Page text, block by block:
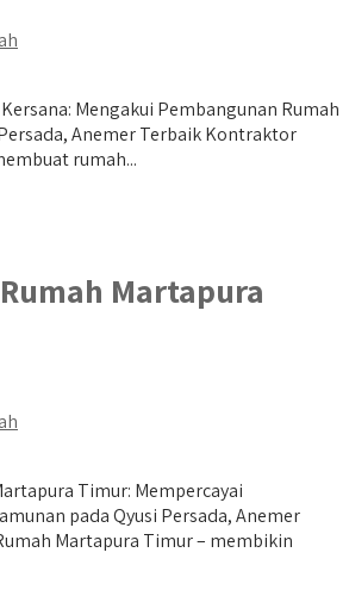
Mengakui Pembangunan Rumah
Anemer Terbaik Kontraktor
rumah...
Martapura
Timur: Mempercayai
pada Qyusi Persada, Anemer
Martapura Timur – membikin